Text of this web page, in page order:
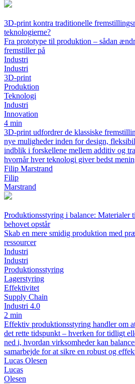
3D-print kontra traditionelle
teknologierne?
Fra prototype til produktion – sådan
fremstiller på
Industri
Industri
3D-print
Produktion
Teknologi
Industri
Innovation
4 min
3D-print udfordrer de klassiske
nye muligheder inden for design,
indblik i forskellene mellem additiv og
hvornår hver teknologi giver bedst
Filip Marstrand
Filip
Marstrand
Produktionsstyring i balance: Materialer
behovet opstår
Skab en mere smidig produktion med
ressourcer
Industri
Industri
Produktionsstyring
Lagerstyring
Effektivitet
Supply Chain
Industri 4.0
2 min
Effektiv produktionsstyring handler om
det rette tidspunkt – hverken for tidligt
ned i, hvordan virksomheder kan
samarbejde for at sikre en robust og
Lucas Olesen
Lucas
Olesen